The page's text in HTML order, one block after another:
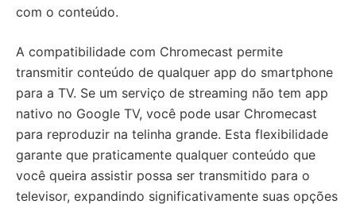
com o conteúdo.
A compatibilidade com Chromecast permite
transmitir conteúdo de qualquer app do smartphone
para a TV. Se um serviço de streaming não tem app
nativo no Google TV, você pode usar Chromecast
para reproduzir na telinha grande. Esta flexibilidade
garante que praticamente qualquer conteúdo que
você queira assistir possa ser transmitido para o
televisor, expandindo significativamente suas opções